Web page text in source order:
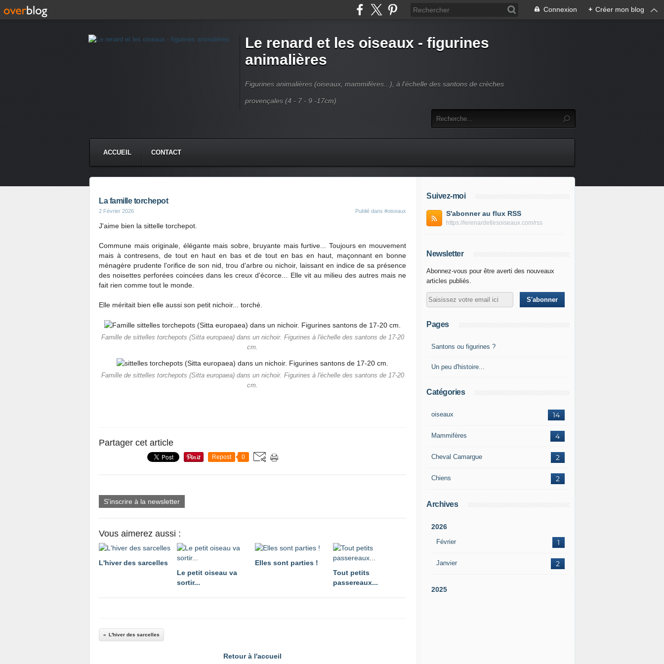
Connexion + Créer mon blog
Le renard et les oiseaux - figurines
animalières
Figurines animalières (oiseaux, mammifères...), à l'échelle des santons de crèches
provençales (4 - 7 - 9 -17cm)
ACCUEIL CONTACT
La famille torchepot
2 Février 2026 Publié dans #oiseaux
J'aime bien la sittelle torchepot.
Commune mais originale, élégante mais sobre, bruyante mais furtive... Toujours en mouvement
mais à contresens, de tout en haut en bas et de tout en bas en haut, maçonnant en bonne
ménagère prudente l'orifice de son nid, trou d'arbre ou nichoir, laissant en indice de sa présence
des noisettes perforées coincées dans les creux d'écorce... Elle vit au milieu des autres mais ne
fait rien comme tout le monde.
Elle méritait bien elle aussi son petit nichoir... torché.
Famille de sittelles torchepots (Sitta europaea) dans un nichoir. Figurines à l'échelle des santons de 17-20
cm.
Famille de sittelles torchepots (Sitta europaea) dans un nichoir. Figurines à l'échelle des santons de 17-20
cm.
Partager cet article
Repost 0
S'inscrire à la newsletter
Vous aimerez aussi :
L'hiver des sarcelles
Le petit oiseau va
sortir...
Elles sont parties !
Tout petits
passereaux...
L'hiver des sarcelles
Retour à l'accueil
Suivez-moi
S'abonner au flux RSS
https://lerenardetlesoiseaux.com/rss
Newsletter
Abonnez-vous pour être averti des nouveaux
articles publiés.
Pages
Santons ou figurines ?
Un peu d'histoire...
Catégories
14
oiseaux
4
Mammifères
2
Cheval Camargue
2
Chiens
Archives
2026
Février 1
Janvier 2
2025